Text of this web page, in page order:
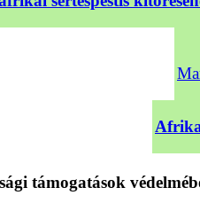
támogatások